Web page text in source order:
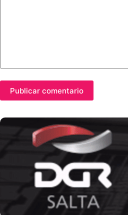
Publicar comentario